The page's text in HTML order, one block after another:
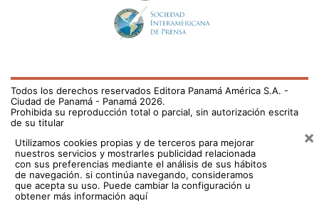
Todos los derechos reservados Editora Panamá América S.A. -
Ciudad de Panamá - Panamá 2026.
Prohibida su reproducción total o parcial, sin autorización escrita
de su titular
Utilizamos cookies propias y de terceros para mejorar
nuestros servicios y mostrarles publicidad relacionada
con sus preferencias mediante el análisis de sus hábitos
de navegación. si continúa navegando, consideramos
que acepta su uso. Puede cambiar la configuración u
obtener más información aquí
×